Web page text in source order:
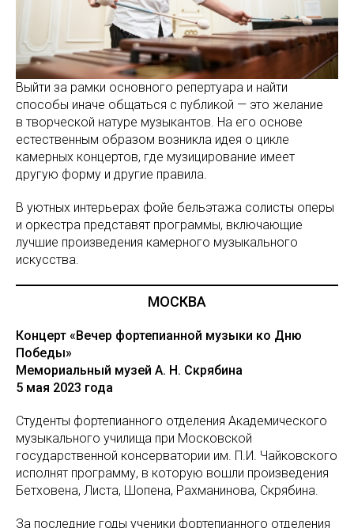
Выйти за рамки основного репертуара и найти
способы иначе общаться с публикой — это желание
в творческой натуре музыкантов. На его основе
естественным образом возникла идея о цикле
камерных концертов, где музицирование имеет
другую форму и другие правила.
В уютных интерьерах фойе бельэтажа солисты оперы
и оркестра представят программы, включающие
лучшие произведения камерного музыкального
искусства.
МОСКВА
Концерт «Вечер фортепианной музыки ко Дню
Победы»
Мемориальный музей А. Н. Скрябина
5 мая 2023 года
Студенты фортепианного отделения Академического
музыкального училища при Московской
государственной консерватории им. П.И. Чайковского
исполнят программу, в которую вошли произведения
Бетховена, Листа, Шопена, Рахманинова, Скрябина.
За последние годы ученики фортепианного отделения